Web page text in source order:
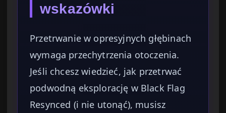
wskazówki
Przetrwanie w opresyjnych głębinach
wymaga przechytrzenia otoczenia.
Jeśli chcesz wiedzieć, jak przetrwać
podwodną eksplorację w Black Flag
Resynced (i nie utonąć), musisz